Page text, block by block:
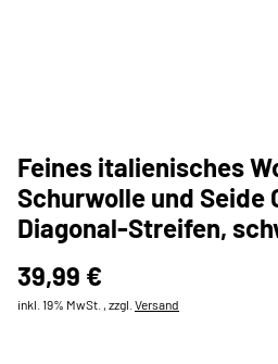
Feines italienisches
Schurwolle und Seide
Diagonal-Streifen,
39,99 €
inkl. 19% MwSt. , zzgl. Versand